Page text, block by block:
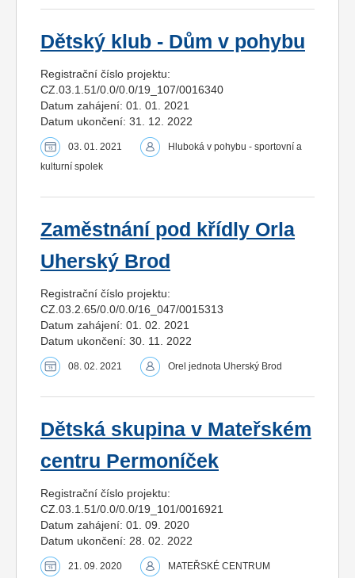
Dětský klub - Dům v pohybu
Registrační číslo projektu:
CZ.03.1.51/0.0/0.0/19_107/0016340
Datum zahájení: 01. 01. 2021
Datum ukončení: 31. 12. 2022
03. 01. 2021
Hluboká v pohybu - sportovní a
kulturní spolek
Zaměstnání pod křídly Orla
Uherský Brod
Registrační číslo projektu:
CZ.03.2.65/0.0/0.0/16_047/0015313
Datum zahájení: 01. 02. 2021
Datum ukončení: 30. 11. 2022
08. 02. 2021 Orel jednota Uherský Brod
Dětská skupina v Mateřském
centru Permoníček
Registrační číslo projektu:
CZ.03.1.51/0.0/0.0/19_101/0016921
Datum zahájení: 01. 09. 2020
Datum ukončení: 28. 02. 2022
21. 09. 2020
MATEŘSKÉ CENTRUM